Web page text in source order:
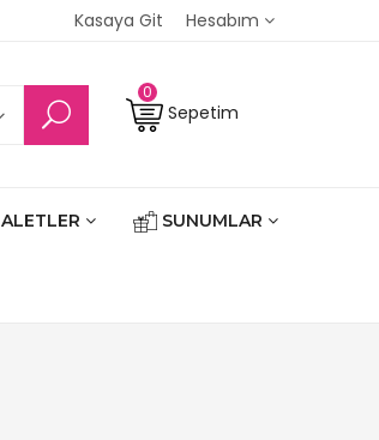
Kasaya Git Hesabım
Sepetim
0
ALETLER SUNUMLAR